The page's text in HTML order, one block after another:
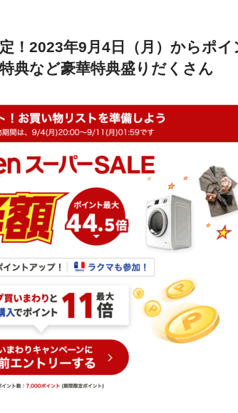
！2023年9月4日（月）からポイ
典など豪華特典盛りだくさん